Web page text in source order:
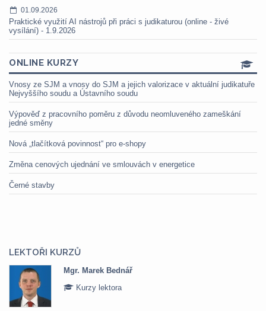
01.09.2026
Praktické využití AI nástrojů při práci s judikaturou (online - živé
vysílání) - 1.9.2026
ONLINE KURZY
Vnosy ze SJM a vnosy do SJM a jejich valorizace v aktuální judikatuře
Nejvyššího soudu a Ústavního soudu
Výpověď z pracovního poměru z důvodu neomluveného zameškání
jedné směny
Nová „tlačítková povinnost“ pro e-shopy
Změna cenových ujednání ve smlouvách v energetice
Černé stavby
LEKTOŘI KURZŮ
Mgr. Marek Bednář
Kurzy lektora